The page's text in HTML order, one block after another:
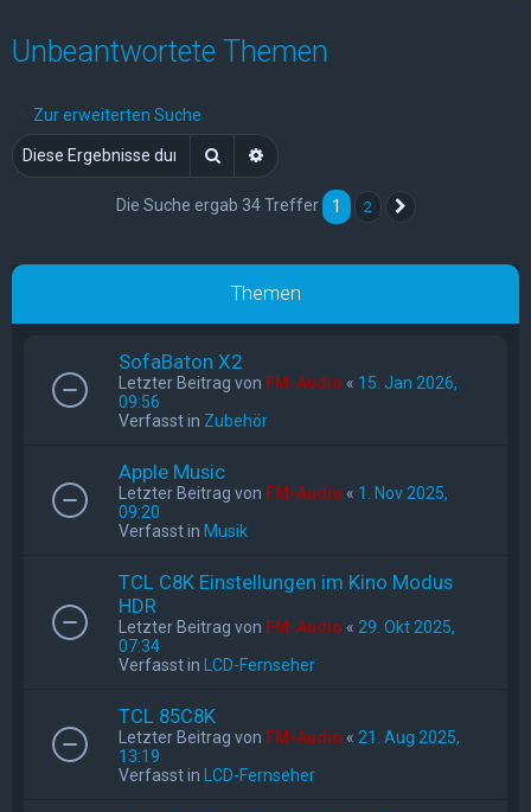
Unbeantwortete Themen
Zur erweiterten Suche
Suche Erweiterte Suche
Die Suche ergab 34 Treffer 1 2
Themen
SofaBaton X2
Letzter Beitrag von FM-Audio « 15. Jan 2026,
09:56
Verfasst in Zubehör
Apple Music
Letzter Beitrag von FM-Audio « 1. Nov 2025,
09:20
Verfasst in Musik
TCL C8K Einstellungen im Kino Modus
HDR
Letzter Beitrag von FM-Audio « 29. Okt 2025,
07:34
Verfasst in
LCD-Fernseher
TCL 85C8K
Letzter Beitrag von FM-Audio « 21. Aug 2025,
13:19
Verfasst in
LCD-Fernseher